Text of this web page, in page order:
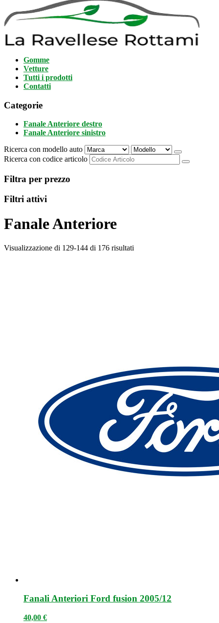
Gomme
Vetture
Tutti i prodotti
Contatti
Categorie
Fanale Anteriore destro
Fanale Anteriore sinistro
Ricerca con modello auto
Ricerca con codice articolo
Filtra per prezzo
Filtri attivi
Fanale Anteriore
Visualizzazione di 129-144 di 176 risultati
Fanali Anteriori Ford fusion 2005/12
40,00 €